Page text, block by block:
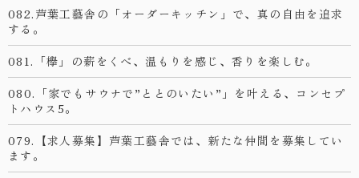
082.芦葉工藝舎の「オーダーキッチン」で、真の自由を追求
する。
081.「欅」の薪をくべ、温もりを感じ、香りを楽しむ。
080.「家でもサウナで”ととのいたい”」を叶える、コンセプ
トハウス5。
079.【求人募集】芦葉工藝舎では、新たな仲間を募集してい
ます。